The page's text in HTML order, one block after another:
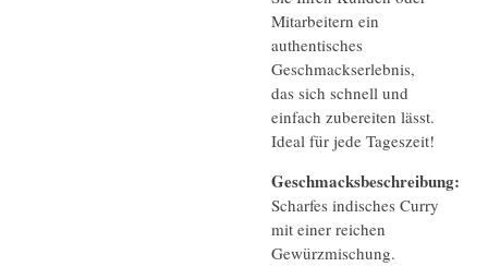
Mitarbeitern ein
authentisches
Geschmackserlebnis,
das sich schnell und
einfach zubereiten lässt.
Ideal für jede Tageszeit!
Geschmacksbeschreibung:
Scharfes indisches Curry
mit einer reichen
Gewürzmischung.